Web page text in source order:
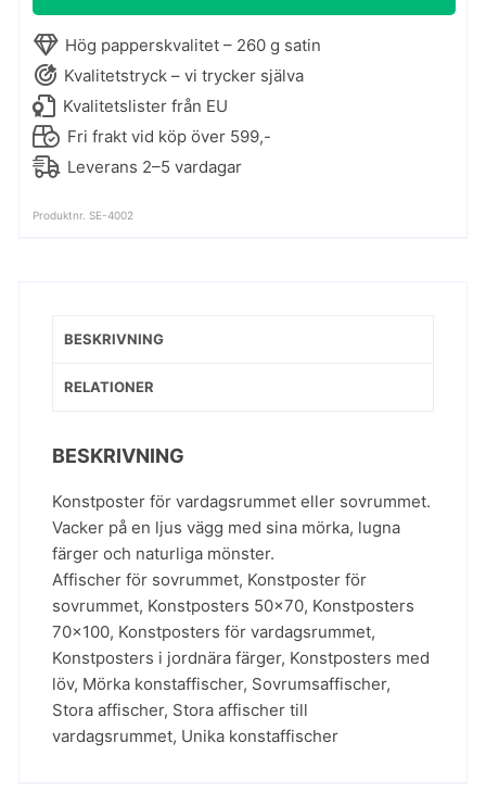
feuilles
mängd
Hög papperskvalitet – 260 g satin
Kvalitetstryck – vi trycker själva
Kvalitetslister från EU
Fri frakt vid köp över 599,-
Leverans 2–5 vardagar
Produktnr. SE-4002
BESKRIVNING
RELATIONER
BESKRIVNING
Konstposter för vardagsrummet eller sovrummet.
Vacker på en ljus vägg med sina mörka, lugna
färger och naturliga mönster.
Affischer för sovrummet, Konstposter för
sovrummet, Konstposters 50x70, Konstposters
70x100, Konstposters för vardagsrummet,
Konstposters i jordnära färger, Konstposters med
löv, Mörka konstaffischer, Sovrumsaffischer,
Stora affischer, Stora affischer till
vardagsrummet, Unika konstaffischer